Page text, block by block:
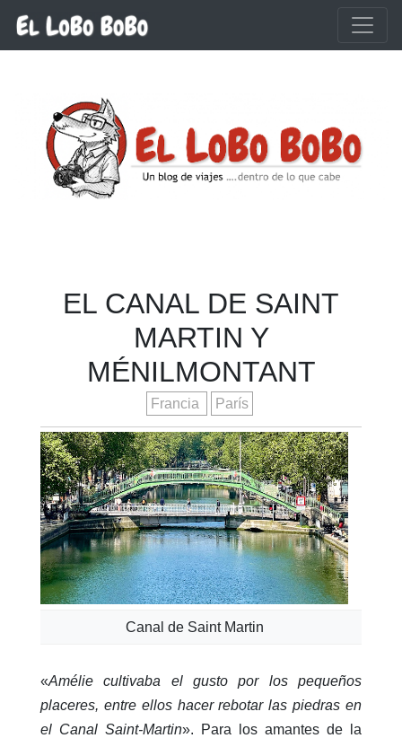
Ir al contenido principal
EL CANAL DE SAINT
MARTIN Y
MÉNILMONTANT
Francia París
Canal de Saint Martin
«Amélie cultivaba el gusto por los pequeños
placeres, entre ellos hacer rebotar las piedras en
el Canal Saint-Martin». Para los amantes de la